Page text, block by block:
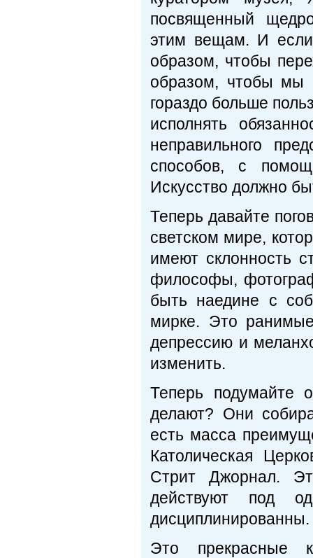
посвященный
этим вещам. И
образом, чтобы
образом, чтобы мы
гораздо больше
исполнять
неправильного
способов, с
Искусство должно
Теперь давайте
светском мире,
имеют склонность
философы,
быть наедине с
мирке. Это
депрессию и
изменить.
Теперь подумайте
делают? Они
есть масса
Католическая
Стрит Джорнал.
действуют под
дисциплинированны.
Это прекрасные